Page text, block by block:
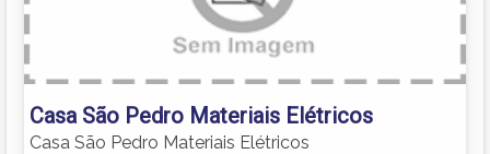
Casa São Pedro Materiais Elétricos
Casa São Pedro Materiais Elétricos